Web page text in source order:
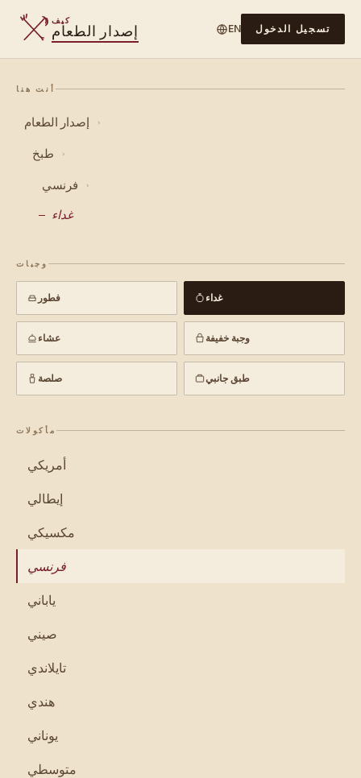
كيف
إصدار الطعام EN تسجيل الدخول
أنت هنا
إصدار الطعام ›
طبخ ›
فرنسي ›
غداء
وجبات
فطور غداء
عشاء وجبة خفيفة
صلصة طبق جانبي
مأكولات
أمريكي
إيطالي
مكسيكي
فرنسي
ياباني
صيني
تايلاندي
هندي
يوناني
متوسطي